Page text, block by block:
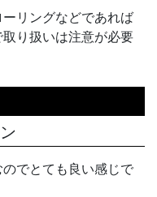
リングなどであれば
り扱いは注意が必要
でとても良い感じで